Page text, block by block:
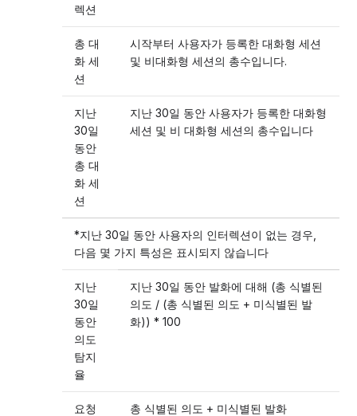
렉션
총 대
화 세
션
시작부터 사용자가 등록한 대화형 세션
및 비대화형 세션의 총수입니다.
지난
30일
동안
총 대
화 세
션
지난 30일 동안 사용자가 등록한 대화형
세션 및 비 대화형 세션의 총수입니다
*지난 30일 동안 사용자의 인터렉션이 없는 경우,
다음 몇 가지 특성은 표시되지 않습니다
지난
30일
동안
의도
탐지
율
지난 30일 동안 발화에 대해 (총 식별된
의도 / (총 식별된 의도 + 미식별된 발
화)) * 100
요청
총 식별된 의도 + 미식별된 발화